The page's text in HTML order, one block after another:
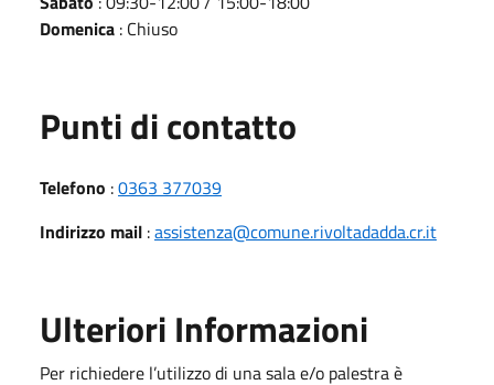
Domenica : Chiuso
Punti di contatto
Telefono :0363 377039
Indirizzo mail :assistenza@comune.rivoltadadda.cr.it
Ulteriori Informazioni
Per richiedere l’utilizzo di una sala e/o palestra è